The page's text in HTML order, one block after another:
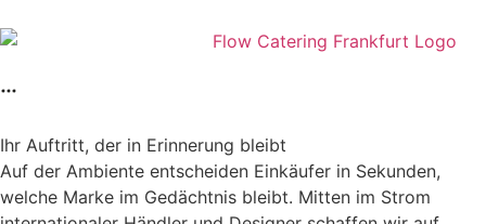
Ihr Auftritt, der in Erinnerung bleibt
Auf der Ambiente entscheiden Einkäufer in Sekunden,
welche Marke im Gedächtnis bleibt. Mitten im Strom